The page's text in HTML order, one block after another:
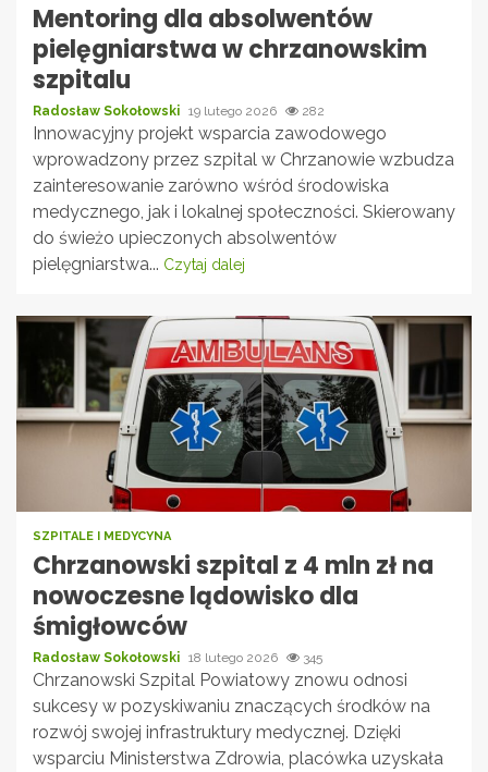
Mentoring dla absolwentów
pielęgniarstwa w chrzanowskim
szpitalu
Radosław Sokołowski 19 lutego 2026 282
Innowacyjny projekt wsparcia zawodowego
wprowadzony przez szpital w Chrzanowie wzbudza
zainteresowanie zarówno wśród środowiska
medycznego, jak i lokalnej społeczności. Skierowany
do świeżo upieczonych absolwentów
pielęgniarstwa... Czytaj dalej
SZPITALE I MEDYCYNA
Chrzanowski szpital z 4 mln zł na
nowoczesne lądowisko dla
śmigłowców
Radosław Sokołowski 18 lutego 2026 345
Chrzanowski Szpital Powiatowy znowu odnosi
sukcesy w pozyskiwaniu znaczących środków na
rozwój swojej infrastruktury medycznej. Dzięki
wsparciu Ministerstwa Zdrowia, placówka uzyskała